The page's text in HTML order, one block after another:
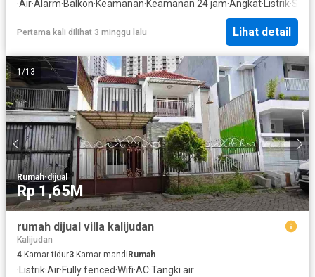
·Air·Alarm·Balkon·Keamanan·Keamanan 24 jam·Angkat· Listrik·
Pertama kali dilihat 3 minggu lalu Lihat detail
1 /13
Rumah·dijual
Rp 1,65M
rumah dijual villa kalijudan
Kalijudan
4 Kamar tidur3 Kamar mandi Rumah
·Listrik·Air·Fully fenced·Wifi·AC·Tangki air